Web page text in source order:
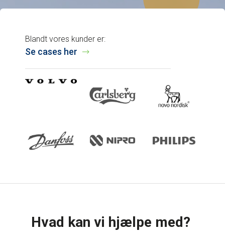
Blandt vores kunder er:
Se cases her
Hvad kan vi hjælpe med?